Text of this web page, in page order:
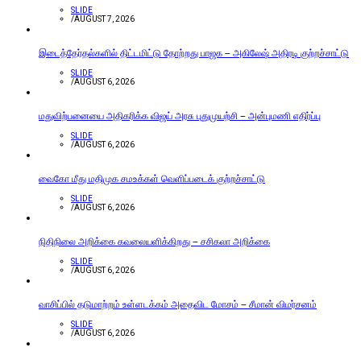
SLIDE
/AUGUST 7, 2026
இடைத்தேர்தல்களில் திட்டமிட்டு தோற்றது பாஜக – அகிலேஷ் அதிரடி குற்றச்சாட்டு
SLIDE
/AUGUST 6, 2026
மதுவிற்பனையை அதிகரிக்க விஜய் அரசு புதுமுயற்சி – அன்புமணி எதிர்ப்பு
SLIDE
/AUGUST 6, 2026
வைகோ மீது மதிமுக சமஉக்கள் வெளிப்படைக் குற்றச்சாட்டு
SLIDE
/AUGUST 6, 2026
நிதிநிலை அறிக்கை கவலையளிக்கிறது – சசிகலா அறிக்கை
SLIDE
/AUGUST 6, 2026
வாசிப்பில் தடுமாற்றம் உள்ளடக்கம் அதைவிட மோசம் – சீமான் விமர்சனம்
SLIDE
/AUGUST 6, 2026